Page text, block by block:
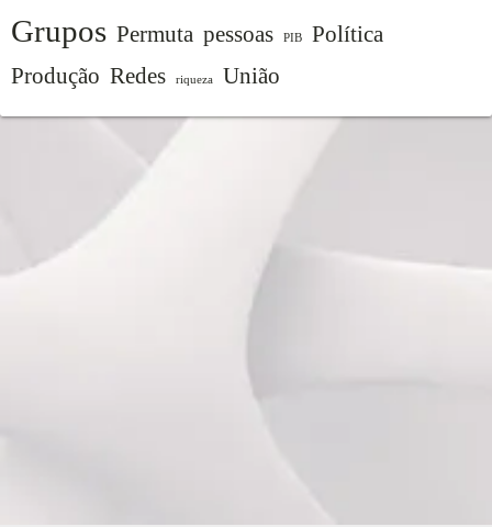
Grupos Permuta pessoas PIB
Política
Produção Redes riqueza União